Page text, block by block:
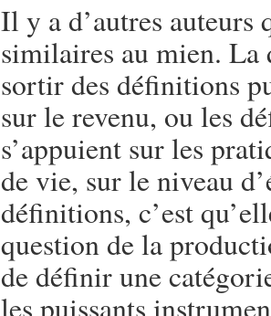
Il y a d’autres auteurs
similaires au mien. La
sortir des définitions
sur le revenu, ou les
s’appuient sur les
de vie, sur le niveau
définitions, c’est
question de la
de définir une
les puissants